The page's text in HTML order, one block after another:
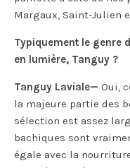
Margaux, Saint-Julien
Typiquement le genre
en lumière, Tanguy ?
Tanguy Laviale— Oui,
la majeure partie des
sélection est assez
bachiques sont
égale avec la